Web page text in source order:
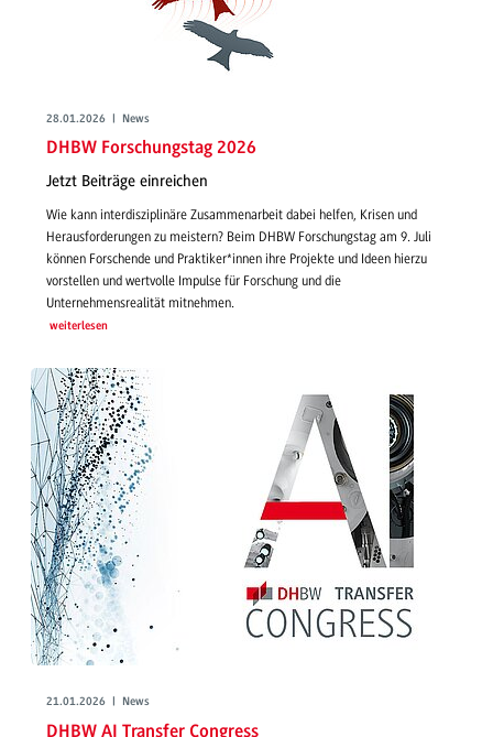
28.01.2026 | News
DHBW Forschungstag 2026
Jetzt Beiträge einreichen
Wie kann interdisziplinäre Zusammenarbeit dabei helfen, Krisen und
Herausforderungen zu meistern? Beim DHBW Forschungstag am 9. Juli
können Forschende und Praktiker*innen ihre Projekte und Ideen hierzu
vorstellen und wertvolle Impulse für Forschung und die
Unternehmensrealität mitnehmen.
weiterlesen
21.01.2026 | News
DHBW AI Transfer Congress